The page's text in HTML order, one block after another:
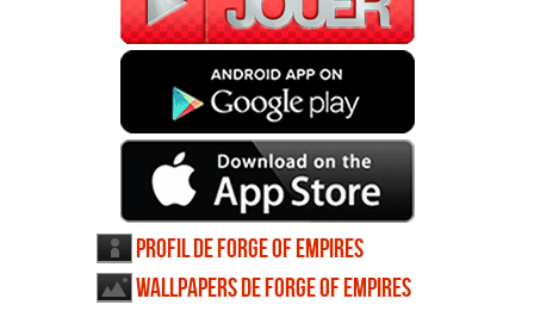
Profil de Forge of Empires
Wallpapers de Forge of Empires